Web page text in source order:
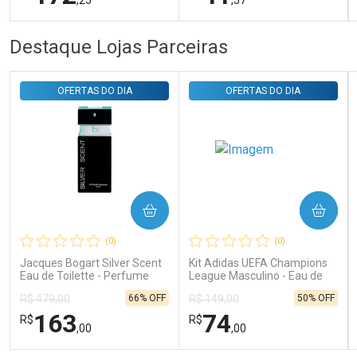
FECHAR
Laboratório
Comprar sem Desconto
Por R$ 172,25/cada
FECHAR
Por Menos
Comprar sem Desconto
Por R$ 172,25/cada
Comprar sem Desconto
Por R$ 41,57/cada
Comprar sem Desconto
Por R$ 41,57/cada
Destaque Lojas Parceiras
(0)
Jacques Bogart Silver Scent
Eau de Toilette - Perfume
OFERTAS DO DIA
R$ 479,00
R$163,00
66% OFF
COMPRAR
(0)
Kit Adidas UEFA Champions
League Masculino - Eau de
Toilette 100ml + Shower Gel
250ml
OFERTAS DO DIA
R$ 149,00
R$74,00
50% OFF
COMPRAR